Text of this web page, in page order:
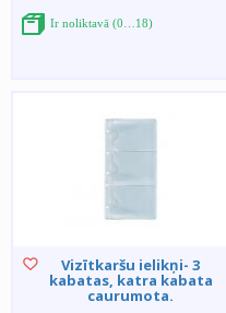
Ir noliktavā (0…18)
Vizītkaršu ielikņi- 3
kabatas, katra kabata
caurumota.